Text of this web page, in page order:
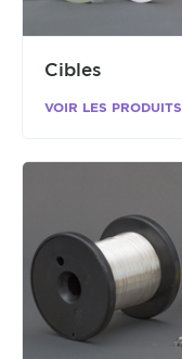
Cibles
VOIR LES PRODUITS